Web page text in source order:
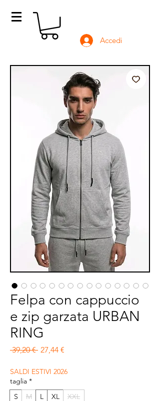
Accedi
Felpa con cappuccio
e zip garzata URBAN
RING
39,20 € Prezzo regolare
27,44 €
SALDI ESTIVI 2026
taglia *
S
M L XL XXL